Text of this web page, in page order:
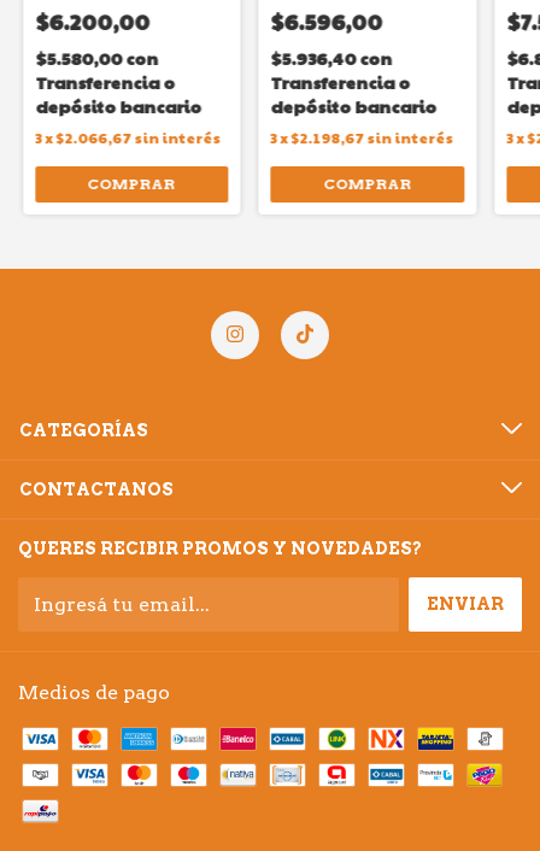
$6.200,00
$5.580,00con
Transferencia o
depósito bancario
3x$2.066,67sin interés
COMPRAR
$6.596,00
$5.936,40con
Transferencia o
depósito bancario
3x$2.198,67sin interés
COMPRAR
3x
CATEGORÍAS
CONTACTANOS
QUERES RECIBIR PROMOS Y NOVEDADES?
Medios de pago